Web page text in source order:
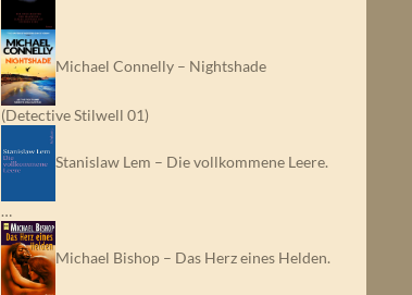
Michael Connelly – Nightshade
(Detective Stilwell 01)
Stanislaw Lem – Die vollkommene Leere.
…
Michael Bishop – Das Herz eines Helden.